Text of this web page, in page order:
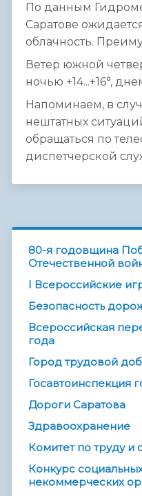
По данным
Саратове
облачность.
Ветер южной
ночью +14...+16°,
Напоминаем, в
нештатных
обращаться по
диспетчерской
80-я годовщина
Отечественной
I Всероссийские
Безопасность
Всероссийская
года
Город трудовой
Госавтоинспекция
Дороги Саратова
Здравоохранение
Комитет по труду и
Конкурс
некоммерческих